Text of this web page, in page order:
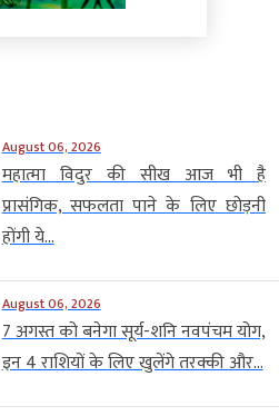
August 06, 2026
महात्मा विदुर की सीख आज भी है
प्रासंगिक, सफलता पाने के लिए छोड़नी
होंगी ये...
August 06, 2026
7 अगस्त को बनेगा सूर्य-शनि नवपंचम योग,
इन 4 राशियों के लिए खुलेंगे तरक्की और...